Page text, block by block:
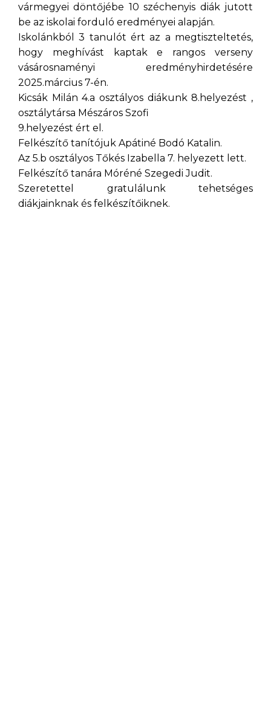
vármegyei döntőjébe 10 széchenyis diák jutott
be az iskolai forduló eredményei alapján.
Iskolánkból 3 tanulót ért az a megtiszteltetés,
hogy meghívást kaptak e rangos verseny
vásárosnaményi eredményhirdetésére
2025.március 7-én.
Kicsák Milán 4.a osztályos diákunk 8.helyezést ,
osztálytársa Mészáros Szofi
9.helyezést ért el.
Felkészítő tanítójuk Apátiné Bodó Katalin.
Az 5.b osztályos Tőkés Izabella 7. helyezett lett.
Felkészítő tanára Móréné Szegedi Judit.
Szeretettel gratulálunk tehetséges
diákjainknak és felkészítőiknek.